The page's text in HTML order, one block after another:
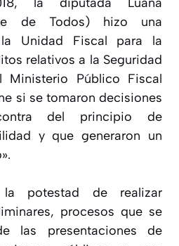
de Todos) hizo una
Unidad Fiscal para la
relativos a la Seguridad
Ministerio Público Fiscal
si se tomaron decisiones
del principio de
y que generaron un
potestad de realizar
procesos que se
las presentaciones de